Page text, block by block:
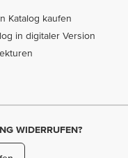
Katalog kaufen
in digitaler Version
WIDERRUFEN?